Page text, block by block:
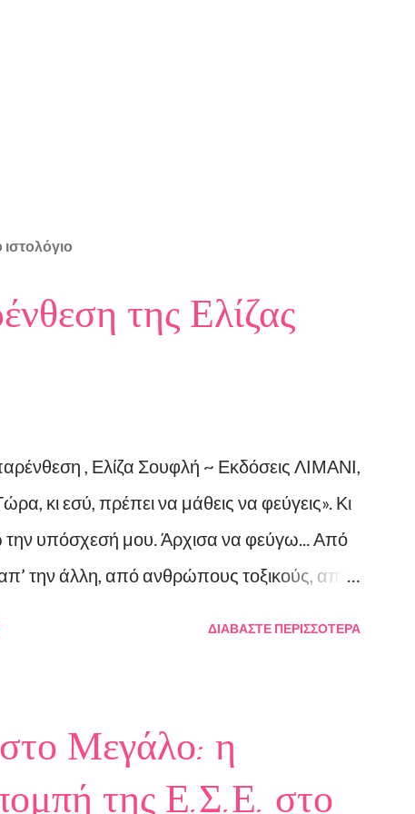
της Ελίζας
, Ελίζα Σουφλή ~ Εκδόσεις ΛΙΜΑΝΙ,
κι εσύ, πρέπει να μάθεις να φεύγεις». Κι
την υπόσχεσή μου. Άρχισα να φεύγω... Από
απ’ την άλλη, από ανθρώπους τοξικούς, από
συγγραφέα Η Ελίζα Σουφλή γεννήθηκε
Αποφοίτησε από το Τμήμα Νομικής του
ΔΙΑΒΆΣΤΕ ΠΕΡΙΣΣΌΤΕΡΑ
Μεγάλο: η
της Ε.Σ.Ε. στο